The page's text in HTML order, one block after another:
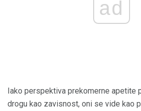
ad
Iako perspektiva prekomerne apetite
drogu kao zavisnost, oni se vide kao